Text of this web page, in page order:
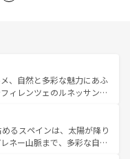
、自然と多彩な魅力にあふ
ィレンツェのルネッサンス
風景やアマルフィ海岸の絶
。観光の合間には、本場の
リア料理を堪能することも
るスペインは、太陽が降り
ネー山脈まで、多彩な自然